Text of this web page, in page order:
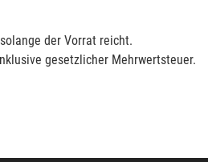
der Vorrat reicht.
gesetzlicher Mehrwertsteuer.